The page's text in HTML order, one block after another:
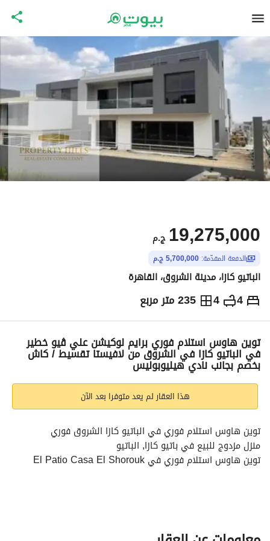
ج.م 19,275,000
الدفعة المقدّمة: 5,700,000 ج.م
الباتيو كازا، مدينة الشروق، القاهرة
4
4 235 متر مربع ج.م19,275,000
التفاصيل الاتجاهات والمؤشرات رهن عقاري
توين هاوس استلام فوري برايم لوكيشن علي ڤيو خطير
في الباتيو كازا في الشروق من لافيستا تقسيط / كاش
بخصم بجانب نادي هيليوبوليس
هذا العقار لم يعد متوفرا بعد الآن
توين هاوس استلام فوري في الباتيو كازا الشروق فوري
منزل مزدوج للبيع في باتيو كازا, الباتيو
توين هاوس استلام فوري في El Patio Casa El Shorouk
تفاصيل الوحدة